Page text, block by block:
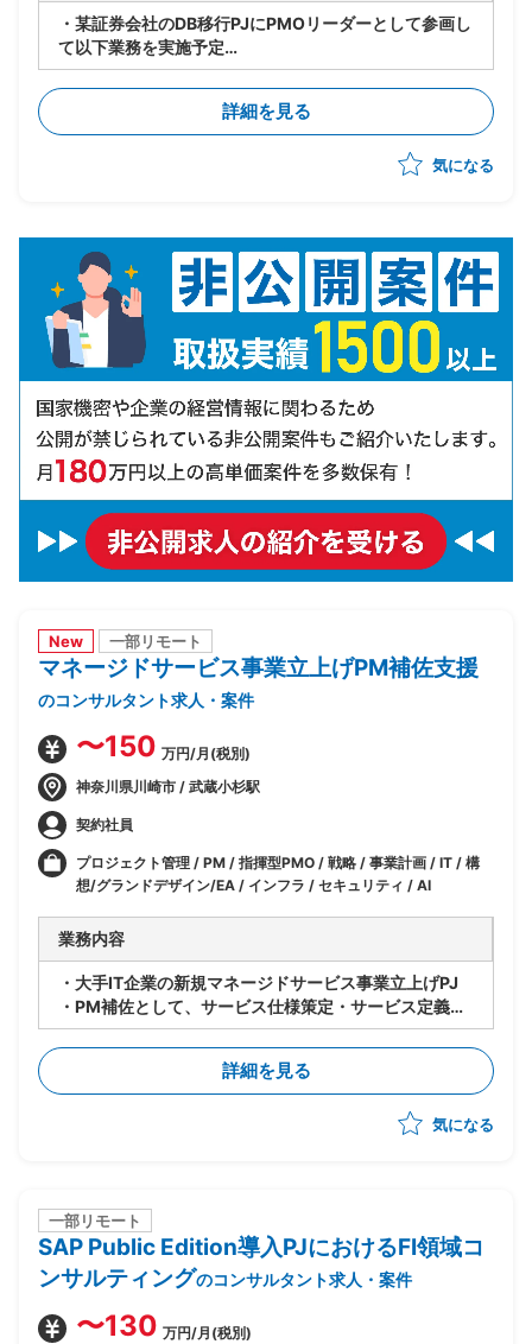
・某証券会社のDB移行PJにPMOリーダーとして参画し
て以下業務を実施予定
-製造/単体テストにおけるBP社検証物の確認・品質担
保
-結合テスト～総合テストで発生する障害の管理・進行
統制
-障害管理台帳の運用/障害解消状況のトラッキング
詳細を見る
気になる
New 一部リモート
マネージドサービス事業立上げPM補佐支援
のコンサルタント求人・案件
〜150 万円/月(税別)
神奈川県川崎市 / 武蔵小杉駅
契約社員
プロジェクト管理 / PM / 指揮型PMO / 戦略 / 事業計画 / IT / 構
想/グランドデザイン/EA / インフラ / セキュリティ / AI
業務内容
・大手IT企業の新規マネージドサービス事業立上げPJ
・PM補佐として、サービス仕様策定・サービス定義・
サービスデザイン等、立上げ全体をリード
・立上げ後はサービス運用のリードを担当しつつメニュ
ー化や顧客アプローチへの参画等、多面的に貢献範囲を
拡大
詳細を見る
気になる
一部リモート
SAP Public Edition導入PJにおけるFI領域コ
ンサルティングのコンサルタント求人・案件
〜130 万円/月(税別)